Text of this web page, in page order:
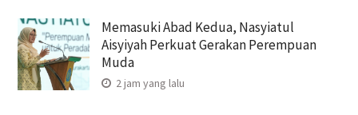
Memasuki Abad Kedua, Nasyiatul
Aisyiyah Perkuat Gerakan Perempuan
Muda
2 jam yang lalu